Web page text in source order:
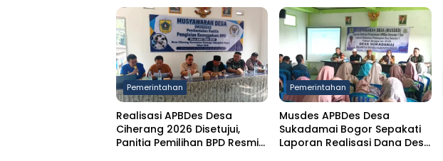
Pemerintahan
Realisasi APBDes Desa
Ciherang 2026 Disetujui,
Panitia Pemilihan BPD Resmi
Pemerintahan
Musdes APBDes Desa
Sukadamai Bogor Sepakati
Laporan Realisasi Dana Desa